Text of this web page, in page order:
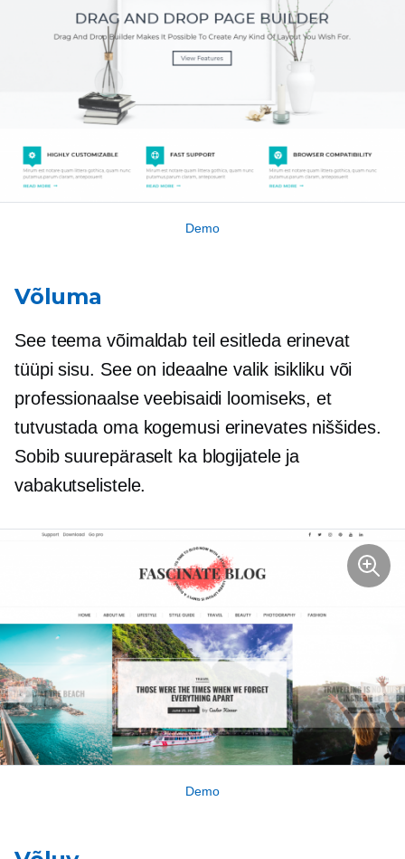
Demo
Võluma
See teema võimaldab teil esitleda erinevat
tüüpi sisu. See on ideaalne valik isikliku või
professionaalse veebisaidi loomiseks, et
tutvustada oma kogemusi erinevates niššides.
Sobib suurepäraselt ka blogijatele ja
vabakutselistele.
Demo